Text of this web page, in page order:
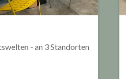
- an 3 Standorten